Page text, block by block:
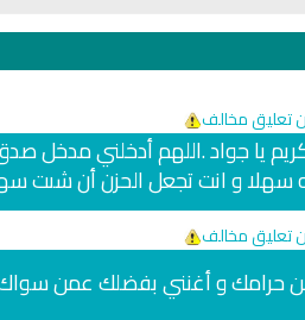
تعليق مخالف
يا كريم يا جواد .اللهم أدخلني
سهلا و انت تجعل الحزن أن شىت
تعليق مخالف
حرامك و أغنني بفضلك عمن سواك
أناشيد الأم
3655 | 2026-03-30